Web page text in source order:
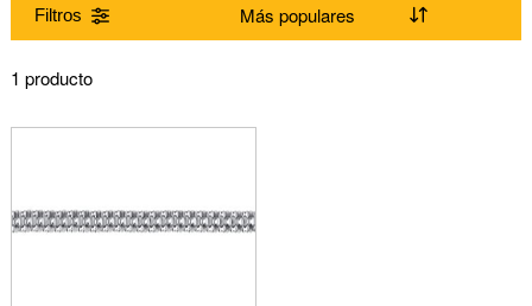
Filtros
Gama
1 producto